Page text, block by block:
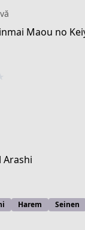
Maou no
Arashi
Harem Seinen